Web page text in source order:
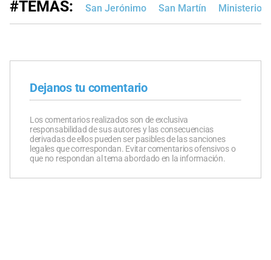
#TEMAS: San Jerónimo San Martín Ministerio
Dejanos tu comentario
Los comentarios realizados son de exclusiva
responsabilidad de sus autores y las consecuencias
derivadas de ellos pueden ser pasibles de las sanciones
legales que correspondan. Evitar comentarios ofensivos o
que no respondan al tema abordado en la información.